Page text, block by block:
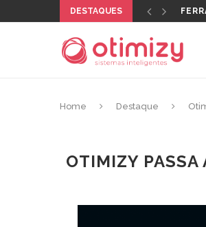
DESTAQUES
Home Destaque
OTIMIZY PASSA